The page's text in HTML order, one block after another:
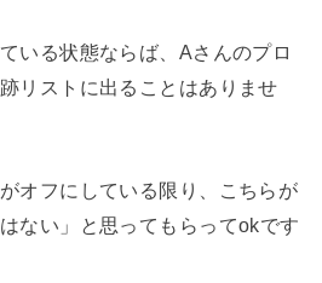
いる状態ならば、Aさんのプロ
リストに出ることはありませ
オフにしている限り、こちらが
ない」と思ってもらってokです